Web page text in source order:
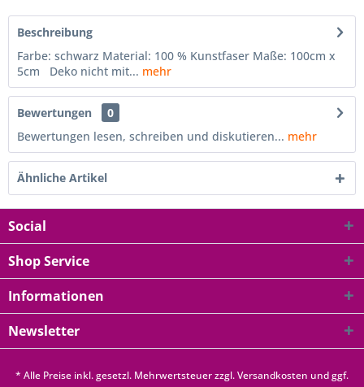
Beschreibung
Farbe: schwarz Material: 100 % Kunstfaser Maße: 100cm x
5cm Deko nicht mit... mehr
Bewertungen
0
Bewertungen lesen, schreiben und diskutieren... mehr
Ähnliche Artikel
Social
Shop Service
Informationen
Newsletter
* Alle Preise inkl. gesetzl. Mehrwertsteuer zzgl.Versandkosten und ggf.